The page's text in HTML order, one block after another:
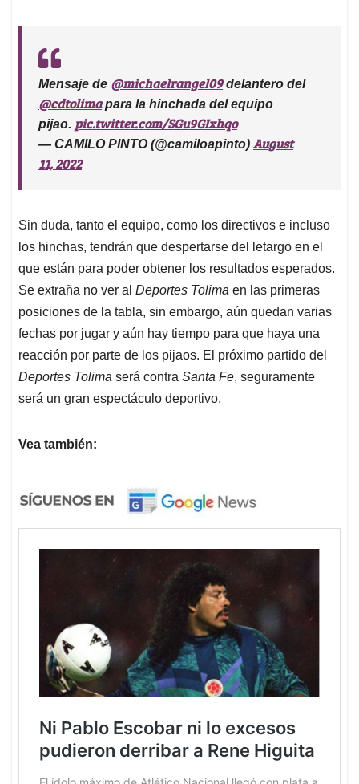
Mensaje de @michaelrangel09delantero del
@cdtolimapara la hinchada del equipo
pijao. pic.twitter.com/SGu9GIxhqo
— CAMILO PINTO (@camiloapinto) August
11, 2022
Sin duda, tanto el equipo, como los directivos e incluso
los hinchas, tendrán que despertarse del letargo en el
que están para poder obtener los resultados esperados.
Se extraña no ver al Deportes Tolima en las primeras
posiciones de la tabla, sin embargo, aún quedan varias
fechas por jugar y aún hay tiempo para que haya una
reacción por parte de los pijaos. El próximo partido del
Deportes Tolima será contra Santa Fe, seguramente
será un gran espectáculo deportivo.
Vea también: